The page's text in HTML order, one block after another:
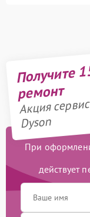
Получите
ремонт
Акция
Dyson
При
действует